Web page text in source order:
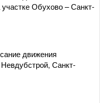
Обухово – Санкт-
движения
Санкт-